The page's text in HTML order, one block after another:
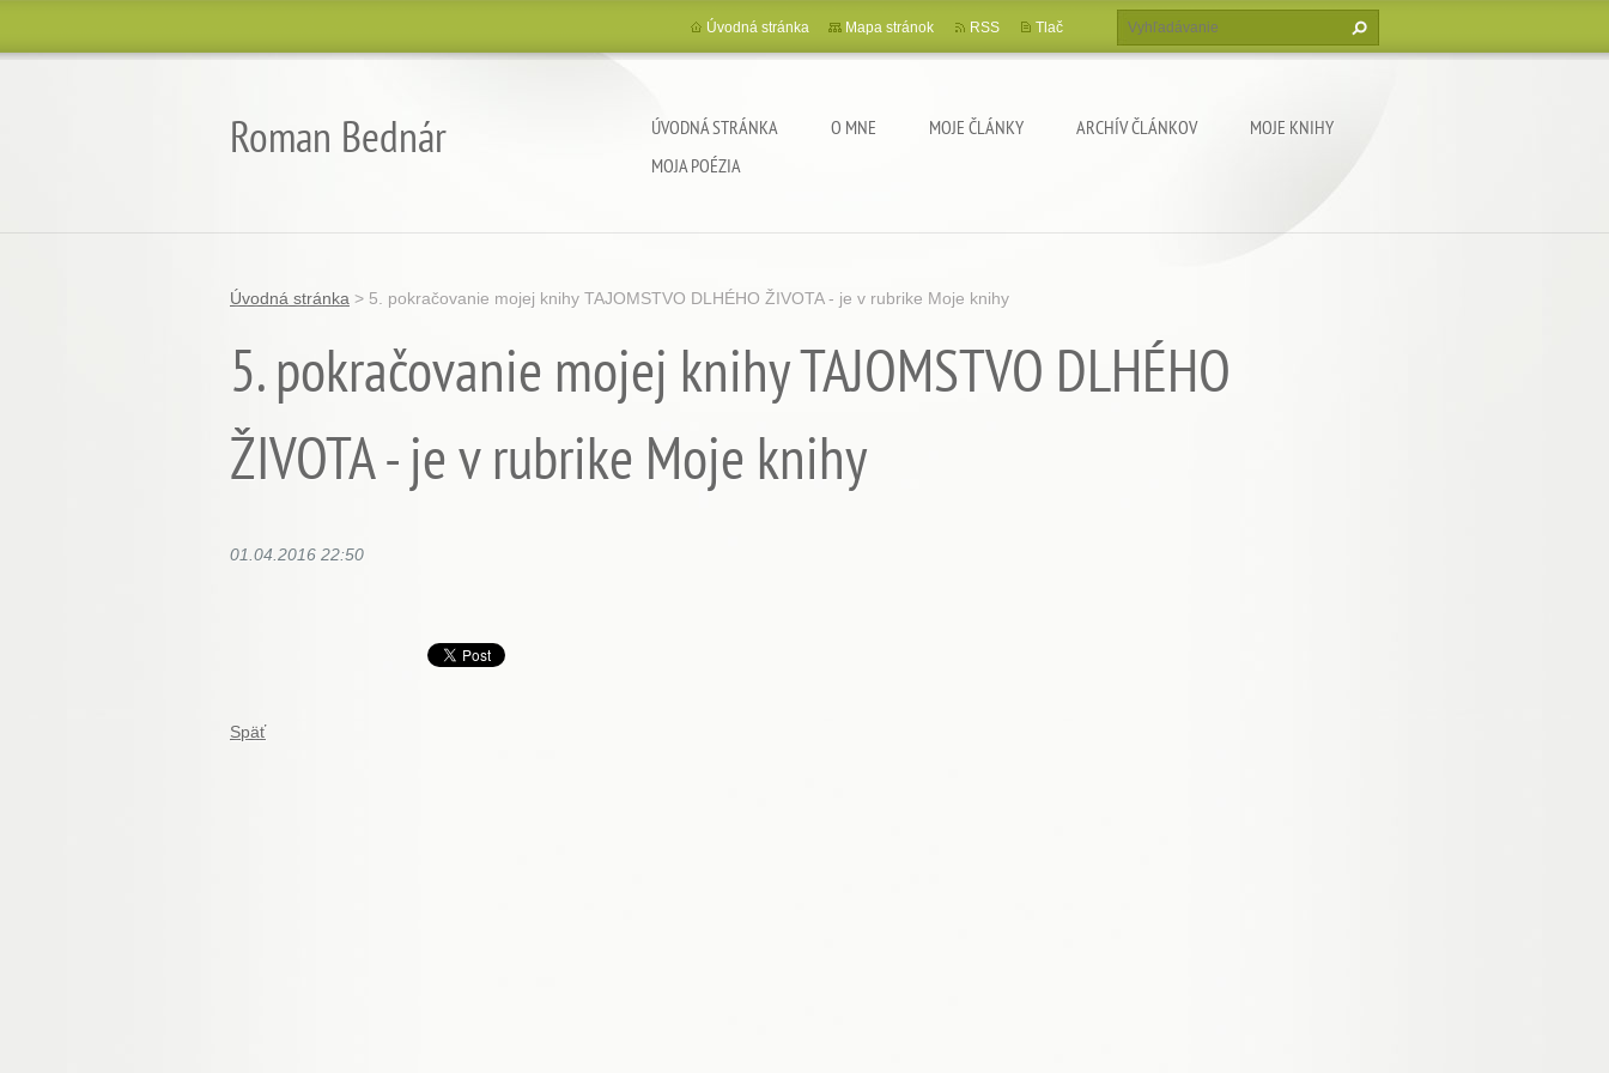
Roman Bednár ÚVODNÁ STRÁNKA O MNE MOJE ČLÁNKY ARCHÍV ČLÁNKOV
MOJE KNIHY
MOJA POÉZIA
Úvodná stránka Mapa stránok RSS Tlač
Úvodná stránka > 5. pokračovanie mojej knihy TAJOMSTVO DLHÉHO ŽIVOTA - je v rubrike Moje knihy
5. pokračovanie mojej knihy TAJOMSTVO DLHÉHO
ŽIVOTA - je v rubrike Moje knihy
01.04.2016 22:50
Späť